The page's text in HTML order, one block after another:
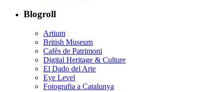
Blogroll
Artium
British Museum
Cafès de Patrimoni
Digital Heritage & Culture
El Dado del Arte
Eye Level
Fotografia a Catalunya